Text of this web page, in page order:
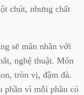
chút, nhưng chất
sẽ mãn nhãn với
nghệ thuật. Món
tròn vị, đậm đà.
phần vì mỗi phần có